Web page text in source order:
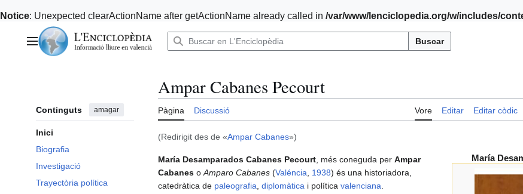
Notice: Unexpected clearActionName after getActionName already called in /var/www/lenciclopedia.org/w/includes/
contingutMenú principal Buscar
Continguts amagar
Inici
Biografia
Investigació
Trayectòria política
Ampar Cabanes Pecourt
Pàgina Discussió Vore Editar Editar còdic
(Redirigit des de «Ampar Cabanes»)
María
María Desamparados Cabanes Pecourt , més coneguda per Ampar
Cabanes o Amparo Cabanes (Valéncia 1938) és una historiadora,
catedràtica de paleografia diplomàtica i política valenciana